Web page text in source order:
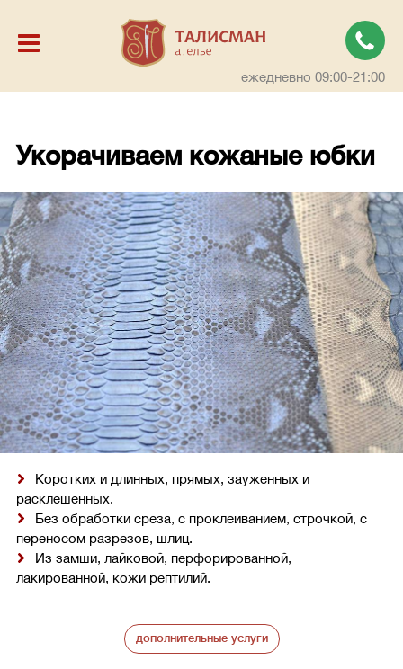
ежедневно 09:00-21:00
Укорачиваем кожаные юбки
Коротких и длинных, прямых, зауженных и
расклешенных.
Без обработки среза, с проклеиванием, строчкой, с
переносом разрезов, шлиц.
Из замши, лайковой, перфорированной,
лакированной, кожи рептилий.
дополнительные услуги